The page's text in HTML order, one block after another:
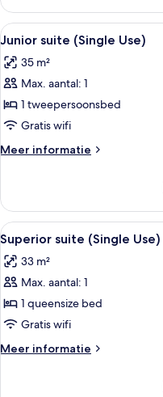
driepersoonskamer,
balkon
Alle
foto's
voor
Junior
suite
(Single
Use)
laden
6
Junior suite (Single Use)
35 m²
Max. aantal: 1
1 tweepersoonsbed
Gratis wifi
Meer informatie
Meer
suite
(Single
Use)
Alle
foto's
voor
Superior
suite
(Single
Use)
laden
7
Superior suite (Single Use)
33 m²
Max. aantal: 1
1 queensize bed
Gratis wifi
Meer informatie
Meer